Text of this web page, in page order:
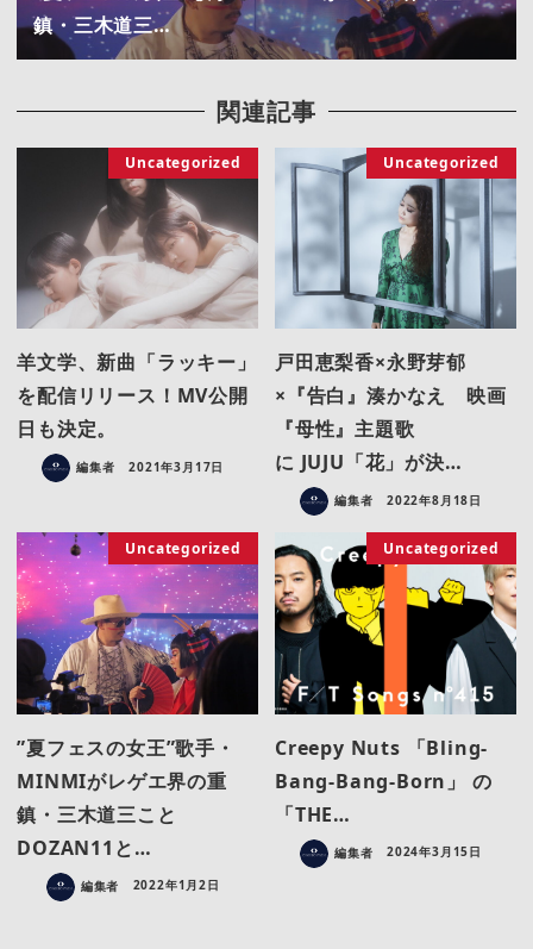
鎮・三木道三…
関連記事
Uncategorized
羊文学、新曲「ラッキー」
を配信リリース！MV公開
日も決定。
編集者 2021年3月17日
Uncategorized
戸田恵梨香×永野芽郁
×『告白』湊かなえ 映画
『母性』主題歌
に JUJU「花」が決…
編集者 2022年8月18日
Uncategorized
”夏フェスの女王”歌手・
MINMIがレゲエ界の重
鎮・三木道三こと
DOZAN11と…
編集者 2022年1月2日
Uncategorized
Creepy Nuts 「Bling‐
Bang‐Bang‐Born」 の
「THE…
編集者 2024年3月15日